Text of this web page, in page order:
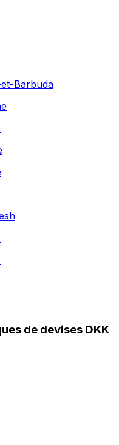
Barbuda
de devises DKK